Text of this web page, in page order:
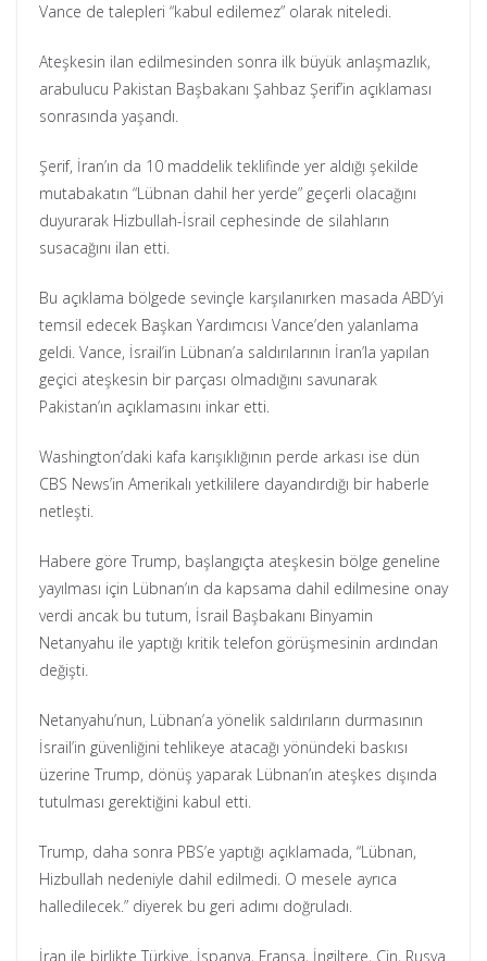
Vance de talepleri “kabul edilemez” olarak niteledi.
Ateşkesin ilan edilmesinden sonra ilk büyük anlaşmazlık,
arabulucu Pakistan Başbakanı Şahbaz Şerif’in açıklaması
sonrasında yaşandı.
Şerif, İran’ın da 10 maddelik teklifinde yer aldığı şekilde
mutabakatın “Lübnan dahil her yerde” geçerli olacağını
duyurarak Hizbullah-İsrail cephesinde de silahların
susacağını ilan etti.
Bu açıklama bölgede sevinçle karşılanırken masada ABD’yi
temsil edecek Başkan Yardımcısı Vance’den yalanlama
geldi. Vance, İsrail’in Lübnan’a saldırılarının İran’la yapılan
geçici ateşkesin bir parçası olmadığını savunarak
Pakistan’ın açıklamasını inkar etti.
Washington’daki kafa karışıklığının perde arkası ise dün
CBS News’in Amerikalı yetkililere dayandırdığı bir haberle
netleşti.
Habere göre Trump, başlangıçta ateşkesin bölge geneline
yayılması için Lübnan’ın da kapsama dahil edilmesine onay
verdi ancak bu tutum, İsrail Başbakanı Binyamin
Netanyahu ile yaptığı kritik telefon görüşmesinin ardından
değişti.
Netanyahu’nun, Lübnan’a yönelik saldırıların durmasının
İsrail’in güvenliğini tehlikeye atacağı yönündeki baskısı
üzerine Trump, dönüş yaparak Lübnan’ın ateşkes dışında
tutulması gerektiğini kabul etti.
Trump, daha sonra PBS’e yaptığı açıklamada, “Lübnan,
Hizbullah nedeniyle dahil edilmedi. O mesele ayrıca
halledilecek.” diyerek bu geri adımı doğruladı.
İran ile birlikte Türkiye, İspanya, Fransa, İngiltere, Çin, Rusya